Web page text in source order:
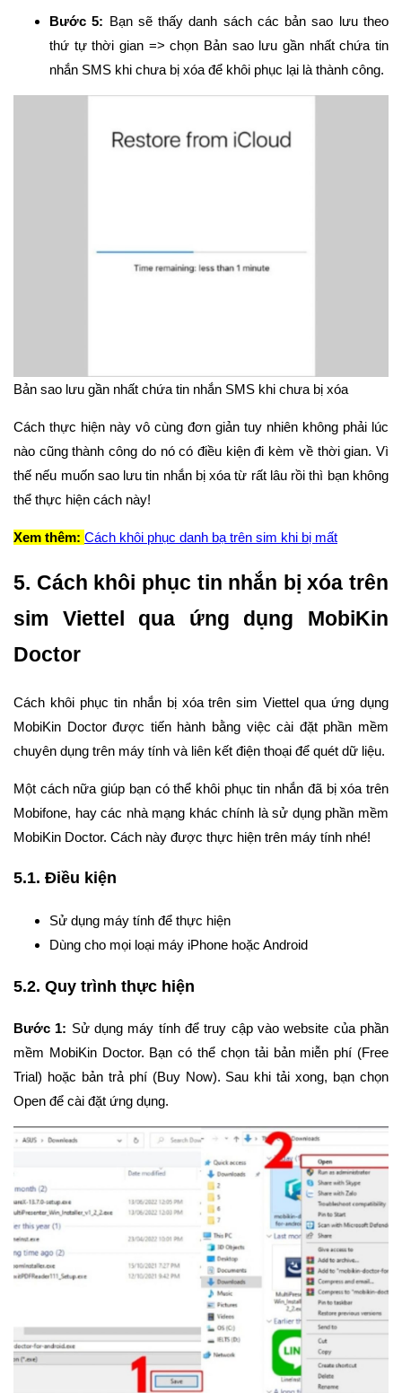
Bước 5: Bạn sẽ thấy danh sách các bản sao lưu theo
thứ tự thời gian => chọn Bản sao lưu gần nhất chứa tin
nhắn SMS khi chưa bị xóa để khôi phục lại là thành công.
Bản sao lưu gần nhất chứa tin nhắn SMS khi chưa bị xóa
Cách thực hiện này vô cùng đơn giản tuy nhiên không phải lúc
nào cũng thành công do nó có điều kiện đi kèm về thời gian. Vì
thế nếu muốn sao lưu tin nhắn bị xóa từ rất lâu rồi thì bạn không
thể thực hiện cách này!
Xem thêm: Cách khôi phục danh bạ trên sim khi bị mất
5. Cách khôi phục tin nhắn bị xóa trên
sim Viettel qua ứng dụng MobiKin
Doctor
Cách khôi phục tin nhắn bị xóa trên sim Viettel qua ứng dụng
MobiKin Doctor được tiến hành bằng việc cài đặt phần mềm
chuyên dụng trên máy tính và liên kết điện thoại để quét dữ liệu.
Một cách nữa giúp bạn có thể khôi phục tin nhắn đã bị xóa trên
Mobifone, hay các nhà mạng khác chính là sử dụng phần mềm
MobiKin Doctor. Cách này được thực hiện trên máy tính nhé!
5.1. Điều kiện
Sử dụng máy tính để thực hiện
Dùng cho mọi loại máy iPhone hoặc Android
5.2. Quy trình thực hiện
Bước 1: Sử dụng máy tính để truy cập vào website của phần
mềm MobiKin Doctor. Bạn có thể chọn tải bản miễn phí (Free
Trial) hoặc bản trả phí (Buy Now). Sau khi tải xong, bạn chọn
Open để cài đặt ứng dụng.